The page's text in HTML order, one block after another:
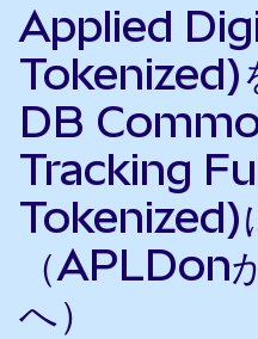
Applied
Tokenized)
DB
Tracking
Tokenized)
（APLDon
へ）